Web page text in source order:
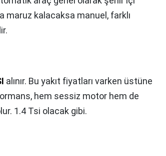
maruz kalacaksa manuel, farklı
alınır. Bu yakıt fiyatları varken üstüne
hem sessiz motor hem de
1.4 Tsi olacak gibi.